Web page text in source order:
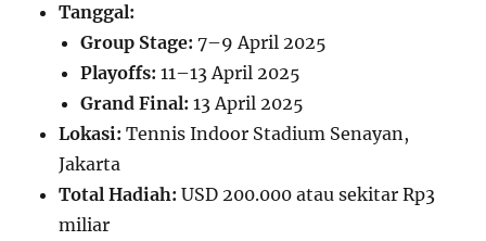
Tanggal:
Group Stage: 7–9 April 2025
Playoffs: 11–13 April 2025
Grand Final: 13 April 2025
Lokasi: Tennis Indoor Stadium Senayan,
Jakarta
Total Hadiah: USD 200.000 atau sekitar Rp3
miliar